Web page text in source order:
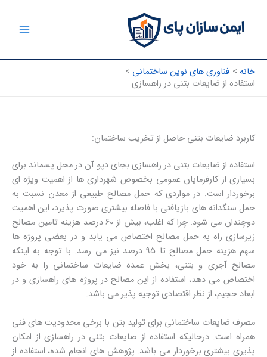
خانه
فناوری های نوین ساختمانی
استفاده از ضایعات بتنی در راهسازی
کاربرد ضایعات بتنی حاصل از تخریب ساختمان:
استفاده از ضایعات بتنی در راهسازی بجای دپو آن در محل پسماند برای
بسیاری از کارفرمایان عمومی بخصوص شهرداری ها از اهمیت ویژه ای
برخوردار است. در مواردی که حمل مصالح طبیعی از معدن نسبت به
حمل سنگدانه های بازیافتی با فاصله بیشتری صورت پذیرد، این اهمیت
دوچندان می شود. چرا که اغلب، بیش از 60 درصد هزینه تامین مصالح
زیرسازی راه به حمل مصالح اختصاص می یابد و در بعضی پروژه ها
سهم هزینه حمل مصالح تا 95 درصد نیز می رسد. با توجه به اینکه
مصالح آجری و بتنی، بخش عمده ضایعات ساختمانی را به خود
اختصاص می دهد، استفاده از این مصالح در پروژه های راهسازی و در
ابعاد حجیم، از نظر اقتصادی توجیه پذیر می باشد.
مصرف ضایعات ساختمانی برای تولید بتن با برخی محدودیت های فنی
همراه است. درحالیکه استفاده از ضایعات بتنی در راهسازی از امکان
پذیری بیشتری برخوردار می باشد. پژوهش های انجام شده، استفاده از